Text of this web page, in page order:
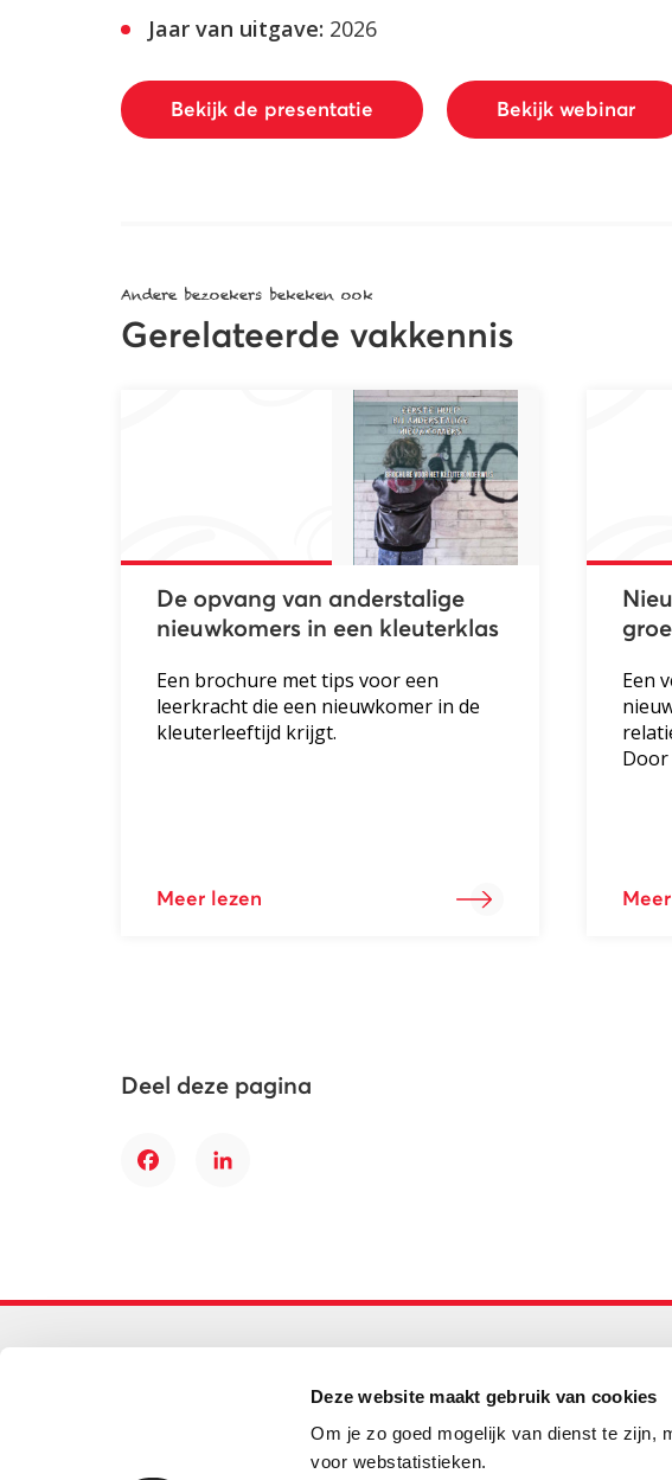
Deze website maakt gebruik van cookies
Om je zo goed mogelijk van dienst te zijn,
voor webstatistieken.
Jaar van uitgave: 2026
Bekijk de presentatie Bekijk webinar
Andere bezoekers bekeken ook
Gerelateerde vakkennis
De opvang van anderstalige
nieuwkomers in een kleuterklas
Een brochure met tips voor een
leerkracht die een nieuwkomer in de
kleuterleeftijd krijgt.
Meer lezen
Een
Door
Deel deze pagina
FacebookLinkedIn